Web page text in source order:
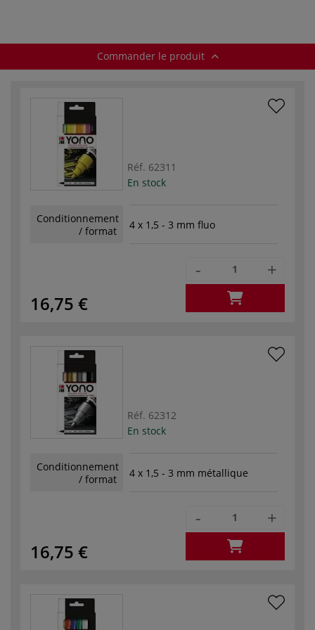
Commander le produit
Réf. 62311
En stock
Conditionnement
/ format
4 x 1,5 - 3 mm fluo
16,75 €
- +
Réf. 62312
En stock
Conditionnement
/ format
4 x 1,5 - 3 mm métallique
16,75 €
- +